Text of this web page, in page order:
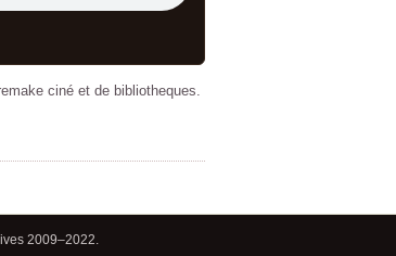
ciné et de bibliotheques.
2009–2022.